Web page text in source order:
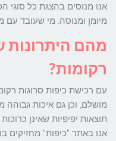
אנו מנוסים בהצגת כל סוגי
מיומן ומנוסה. מי שעובד עם
מהם היתרונות
רקומות?
עם רכישת כיפות סרוגות
מושלם, וכן גם איכות
תוצאות יפיפיות שאינן
אנו באתר "כיפות" מחזיקים